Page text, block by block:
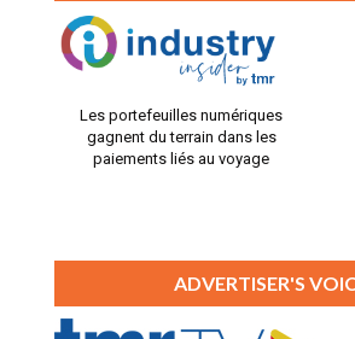
Les portefeuilles numériques
gagnent du terrain dans les
paiements liés au voyage
ADVERTISER'S